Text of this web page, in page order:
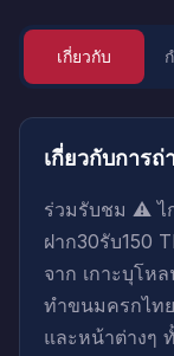
เกี่ยวกับ
เกี่ยวกับการ
ร่วมรับชม ⚠️ ไ
ฝาก30รับ150
จาก เกาะบุโห
ทำขนมครกไท
และหน้าต่างๆ